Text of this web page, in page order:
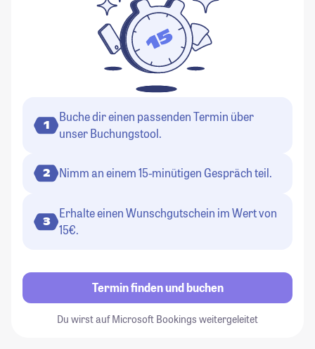
1
Buche dir einen passenden Termin über
unser Buchungstool.
2 Nimm an einem 15-minütigen Gespräch teil.
3
Erhalte einen Wunschgutschein im Wert von
15€.
Termin finden und buchen
Du wirst auf Microsoft Bookings weitergeleitet